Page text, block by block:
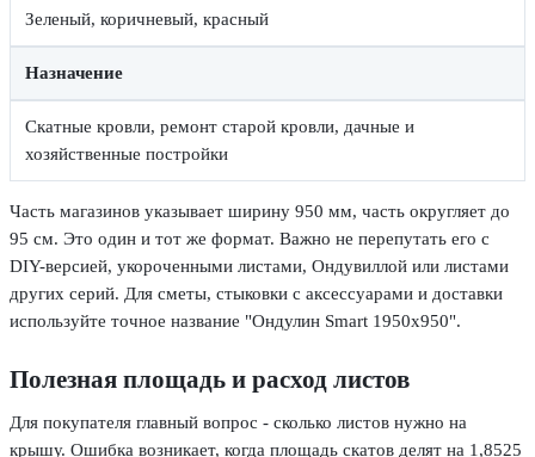
Зеленый, коричневый, красный
Назначение
Скатные кровли, ремонт старой кровли, дачные и
хозяйственные постройки
Часть магазинов указывает ширину 950 мм, часть округляет до
95 см. Это один и тот же формат. Важно не перепутать его с
DIY-версией, укороченными листами, Ондувиллой или листами
других серий. Для сметы, стыковки с аксессуарами и доставки
используйте точное название "Ондулин Smart 1950х950".
Полезная площадь и расход листов
Для покупателя главный вопрос - сколько листов нужно на
крышу. Ошибка возникает, когда площадь скатов делят на 1,8525